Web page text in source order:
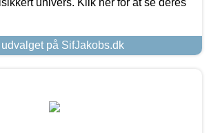
på SifJakobs.dk